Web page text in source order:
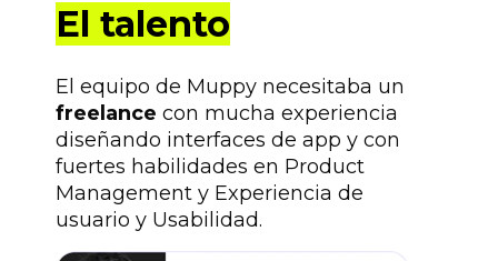
El talento
El equipo de Muppy necesitaba un
freelance con mucha experiencia
diseñando interfaces de app y con
fuertes habilidades en Product
Management y Experiencia de
usuario y Usabilidad.